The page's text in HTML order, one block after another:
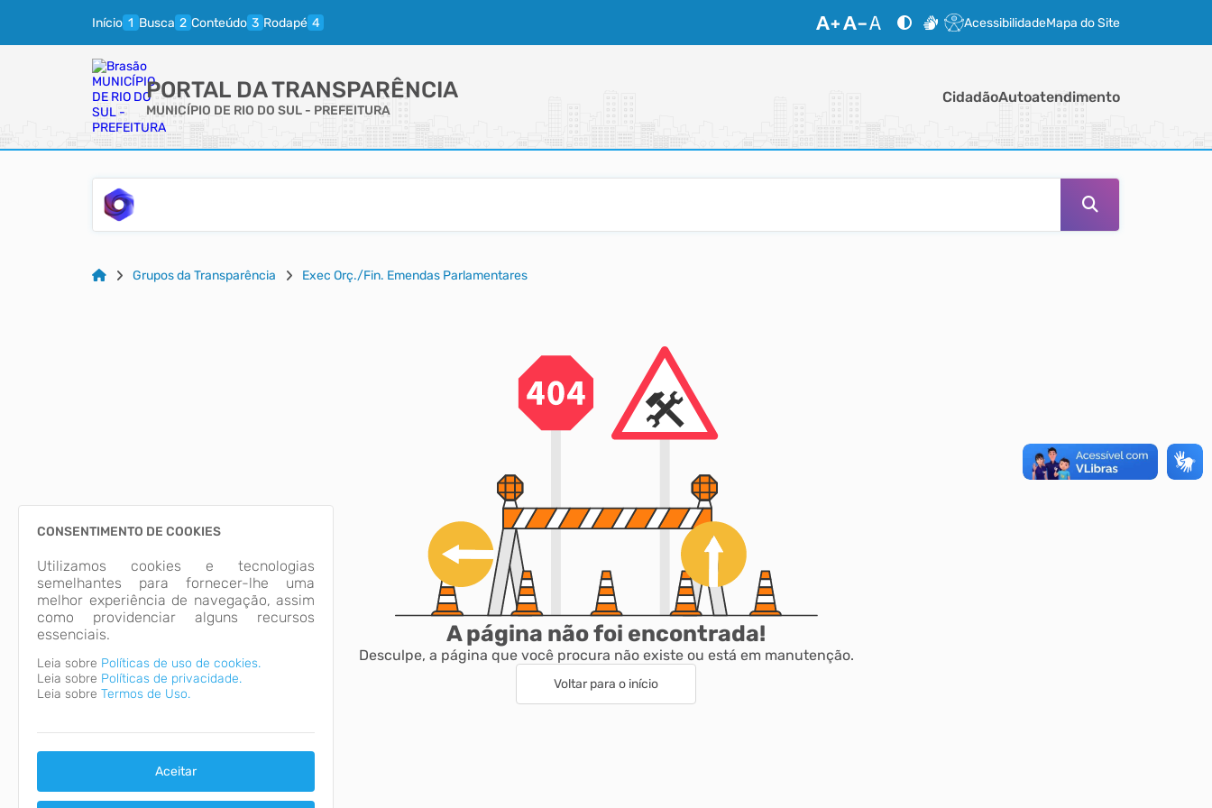
Início Busca Conteúdo Rodapé AcessibilidadeMapa do Site
PORTAL DA TRANSPARÊNCIA
MUNICÍPIO DE RIO DO SUL - PREFEITURA
CidadãoAutoatendimento
Grupos da Transparência Exec Orç./Fin. Emendas Parlamentares
A página não foi encontrada!
Desculpe, a página que você procura não existe ou está em manutenção.
Voltar para o início
CONSENTIMENTO DE COOKIES
Utilizamos cookies e tecnologias
semelhantes para fornecer-lhe uma
melhor experiência de navegação, assim
como providenciar alguns recursos
essenciais.
Leia sobre Políticas de uso de cookies.
Leia sobre Políticas de privacidade.
Leia sobre Termos de Uso.
Aceitar